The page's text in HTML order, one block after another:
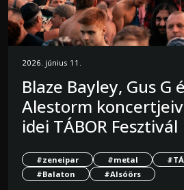
2026. június 11.
Blaze Bayley, Gus G
Alestorm
idei TÁBOR Fesztivál
#zeneipar #metal
#Balaton
#Alsóörs